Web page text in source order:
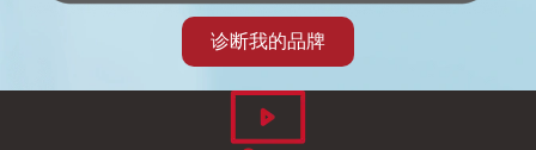
诊断我的品牌